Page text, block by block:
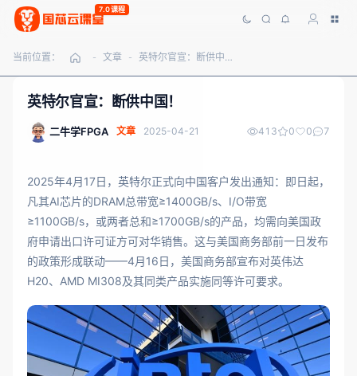
7.0课程
当前位置： - 文章 - 英特尔官宣：断供中国！
英特尔官宣：断供中国！
二牛学FPGA 文章 2025-04-21 413 0 0 7
2025年4月17日，英特尔正式向中国客户发出通知：即日起，
凡其AI芯片的DRAM总带宽≥1400GB/s、I/O带宽
≥1100GB/s，或两者总和≥1700GB/s的产品，均需向美国政
府申请出口许可证方可对华销售。这与美国商务部前一日发布
的政策形成联动——4月16日，美国商务部宣布对英伟达
H20、AMD MI308及其同类产品实施同等许可要求。